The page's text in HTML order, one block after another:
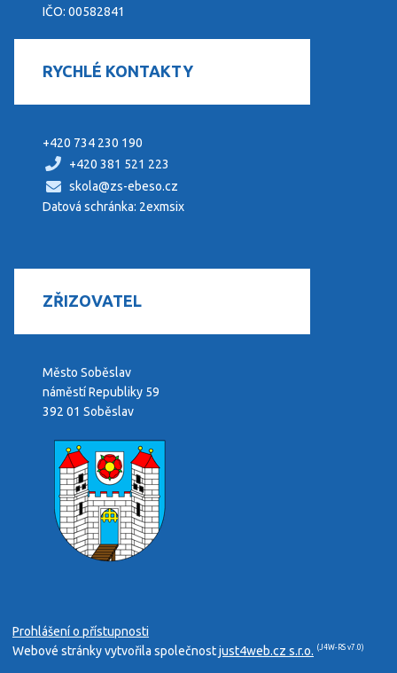
IČO: 00582841
RYCHLÉ KONTAKTY
+420 734 230 190
+420 381 521 223
skola@zs-ebeso.cz
Datová schránka: 2exmsix
ZŘIZOVATEL
Město Soběslav
náměstí Republiky 59
392 01 Soběslav
Prohlášení o přístupnosti
Webové stránky vytvořila společnostjust4web.cz s.r.o. (J4W-RS v7.0)